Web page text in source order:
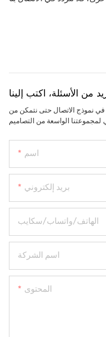
من الأسئلة، اكتب إلينا
نموذج الاتصال حتى نتمكن من
اسم
بريد إلكتروني
الهاتف/واتساب/سكايب
اسم الشركة
المحتوى